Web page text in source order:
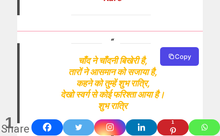
चाँद ने चाँदनी बिखेरी है,
तारों ने आसमान को सजाया है,
कहने को तुम्हें शुभ रात्रि,
देखो स्वर्ग से कोई फरिश्ता आया है।
शुभ रात्रि
Copy
1
Share
1